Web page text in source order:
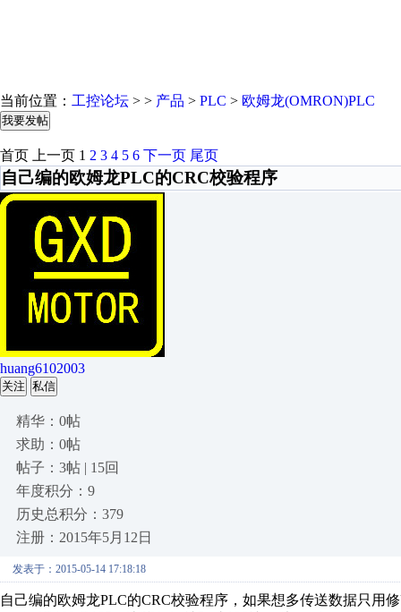
当前位置： 工控论坛 > > 产品 > PLC > 欧姆龙(OMRON)PLC
我要发帖
首页 上一页 1 2 3 4 5 6 下一页 尾页
自己编的欧姆龙PLC的CRC校验程序
huang6102003
关注 私信
精华：0帖
求助：0帖
帖子：3帖 | 15回
年度积分：9
历史总积分：379
注册：2015年5月12日
发表于：2015-05-14 17:18:18
自己编的欧姆龙PLC的CRC校验程序，如果想多传送数据只用